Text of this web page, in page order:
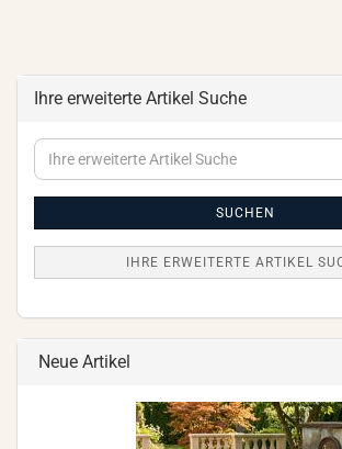
Ihre erweiterte Artikel Suche
Ihre
erweiterte
Artikel
SUCHEN
IHRE ERWEITERTE ARTIKEL
Neue Artikel